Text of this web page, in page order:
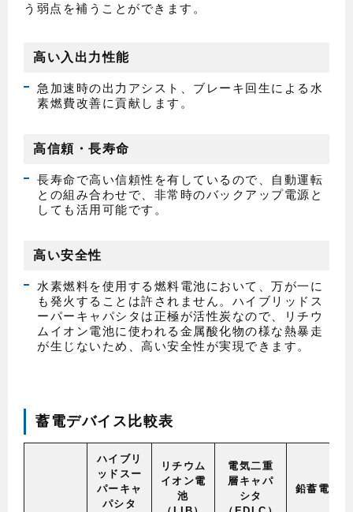
う弱点を補うことができます。
高い入出力性能
急加速時の出力アシスト、ブレーキ回生による水
素燃費改善に貢献します。
高信頼・長寿命
長寿命で高い信頼性を有しているので、自動運転
との組み合わせで、非常時のバックアップ電源と
しても活用可能です。
高い安全性
水素燃料を使用する燃料電池において、万が一に
も発火することは許されません。ハイブリッドス
ーパーキャパシタは正極が活性炭なので、リチウ
ムイオン電池に使われる金属酸化物の様な熱暴走
が生じないため、高い安全性が実現できます。
蓄電デバイス比較表
ハイブリ
ッドスー
パーキャ
パシタ
リチウム
イオン電
池
電気二重
層キャパ
シタ
鉛蓄電池